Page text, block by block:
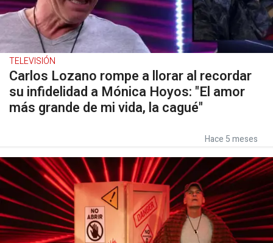
TELEVISIÓN
Carlos Lozano rompe a llorar al recordar
su infidelidad a Mónica Hoyos: "El amor
más grande de mi vida, la cagué"
Hace 5 meses